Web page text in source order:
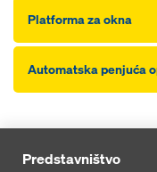
Platforma za okna
Automatska penjuća
Predstavništvo